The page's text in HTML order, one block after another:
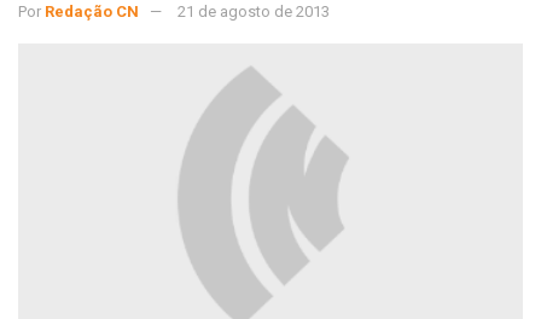
Por Redação CN 21 de agosto de 2013